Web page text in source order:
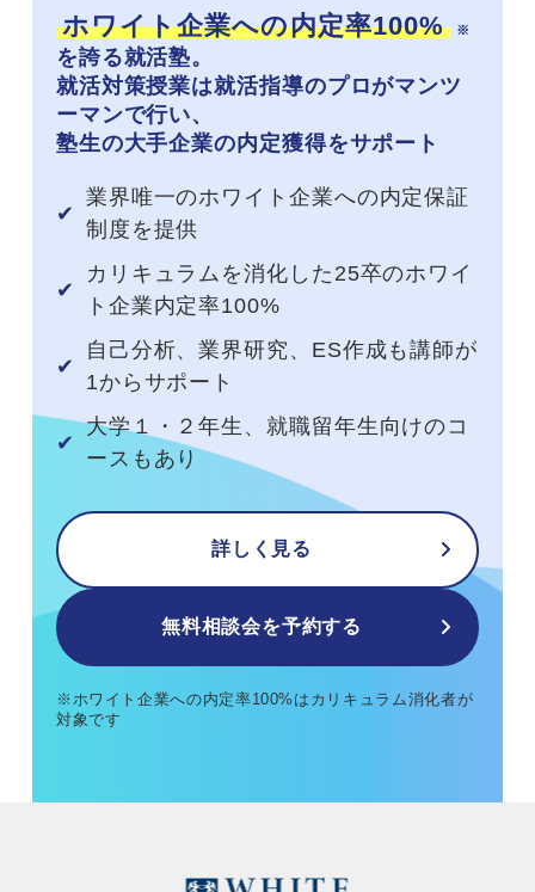
ホワイト企業への内定率100% ※
を誇る就活塾。
就活対策授業は就活指導のプロがマンツ
ーマンで行い、
塾生の大手企業の内定獲得をサポート
業界唯一のホワイト企業への内定保証
制度を提供
カリキュラムを消化した25卒のホワイ
ト企業内定率100%
自己分析、業界研究、ES作成も講師が
1からサポート
大学１・２年生、就職留年生向けのコ
ースもあり
詳しく見る
無料相談会を予約する
※ホワイト企業への内定率100%はカリキュラム消化者が
対象です